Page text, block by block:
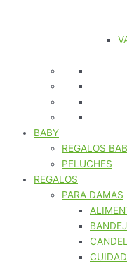
BABY
REGALOS
PELUCHES
REGALOS
PARA DAMAS